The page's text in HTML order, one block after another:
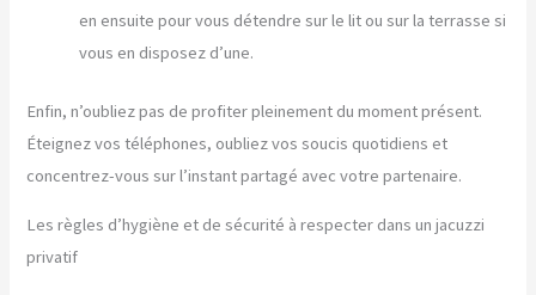
en ensuite pour vous détendre sur le lit ou sur la terrasse si
vous en disposez d’une.
Enfin, n’oubliez pas de profiter pleinement du moment présent.
Éteignez vos téléphones, oubliez vos soucis quotidiens et
concentrez-vous sur l’instant partagé avec votre partenaire.
Les règles d’hygiène et de sécurité à respecter dans un jacuzzi
privatif